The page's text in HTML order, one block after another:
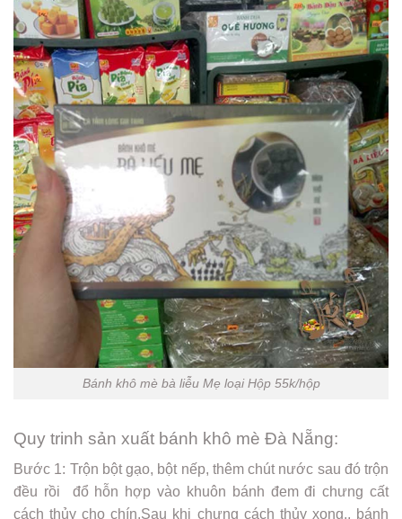
Bánh khô mè bà liễu Mẹ loại Hộp 55k/hộp
Quy trinh sản xuất bánh khô mè Đà Nẵng:
Bước 1: Trộn bột gạo, bột nếp, thêm chút nước sau đó trộn
đều rồi đổ hỗn hợp vào khuôn bánh đem đi chưng cất
cách thủy cho chín.Sau khi chưng cách thủy xong,, bánh